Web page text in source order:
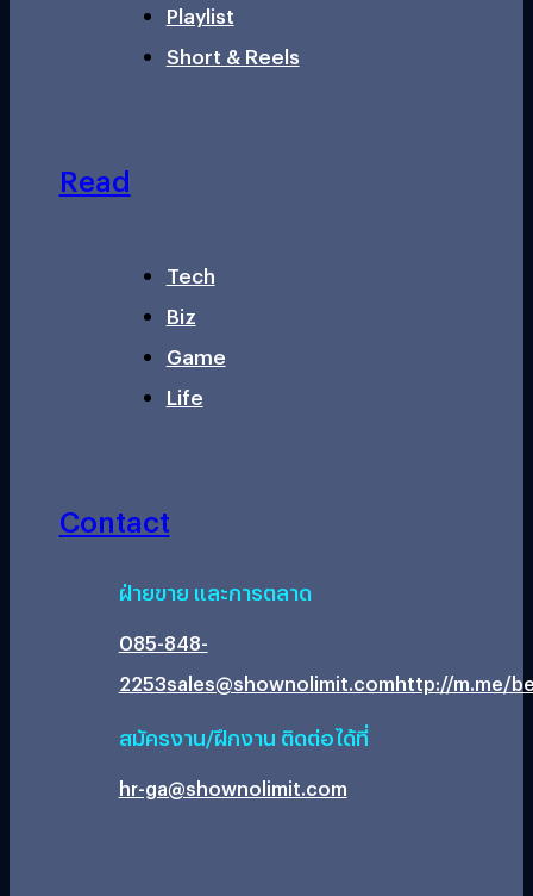
Playlist
Short & Reels
Read
Tech
Biz
Game
Life
Contact
ฝ่ายขาย และการตลาด
085-848-
2253sales@shownolimit.comhttp://m.me/
สมัครงาน/ฝึกงาน ติดต่อได้ที่
hr-ga@shownolimit.com